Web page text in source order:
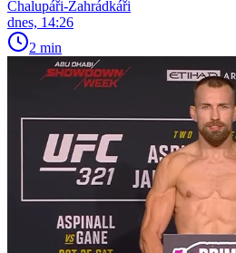
Chalupáři-Zahrádkáři
dnes, 14:26
2 min